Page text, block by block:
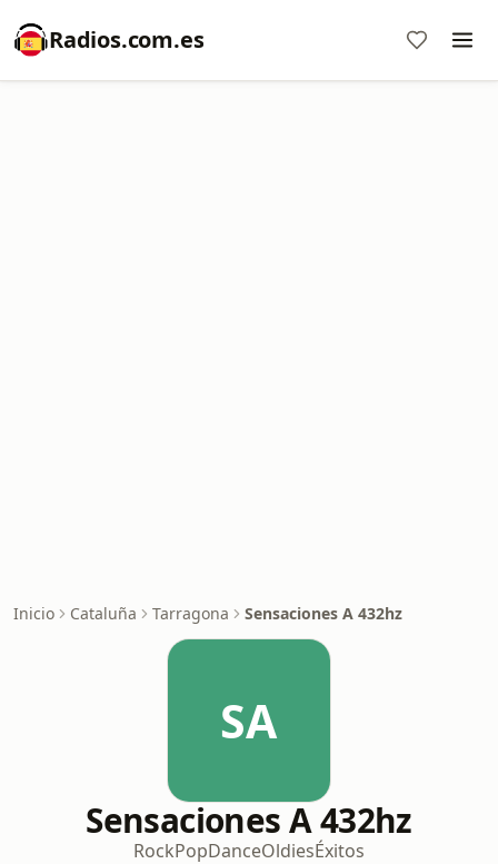
Radios.com.es
Inicio Cataluña Tarragona Sensaciones A 432hz
SA
Sensaciones A 432hz
RockPopDanceOldiesÉxitos